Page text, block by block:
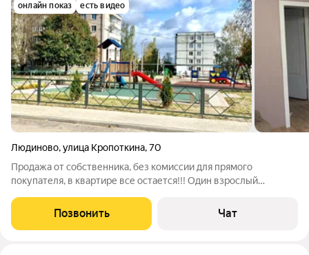
онлайн показ есть видео
Людиново,улица Кропоткина,70
Продажа от собственника, без комиссии для прямого
покупателя, в квартире все остается!!! Один взрослый
сделки, подходит под ипотеку, в том числе "Семейная
ипотека" под 6% доступна в малых городах
Позвонить Чат